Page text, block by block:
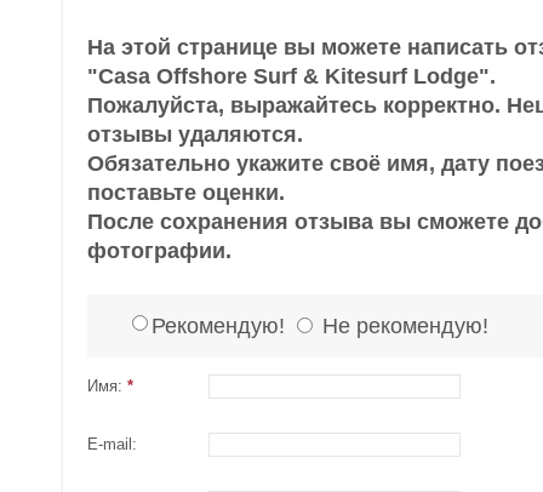
На этой странице вы можете написать
"Casa Offshore Surf & Kitesurf Lodge".
Пожалуйста, выражайтесь корректно.
отзывы удаляются.
Обязательно укажите своё имя, дату
поставьте оценки.
После сохранения отзыва вы сможете
фотографии.
Рекомендую! Не рекомендую!
Имя: *
E-mail: